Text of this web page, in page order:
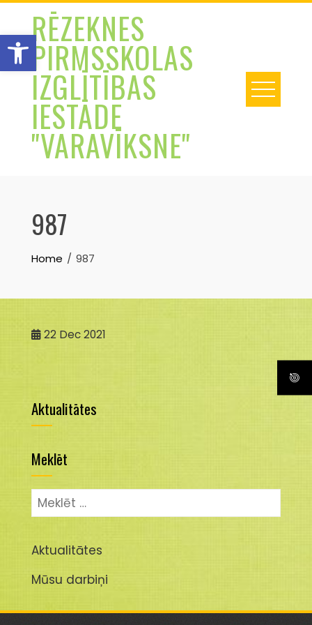
Open toolbar
Skip
contentRĒZEKNES
PIRMSSKOLAS
IZGLĪTĪBAS
IESTĀDE
"VARAVĪKSNE"
987
Home 987
22 Dec 2021
Aktualitātes
Meklēt
Meklēt:
Aktualitātes
Mūsu darbiņi